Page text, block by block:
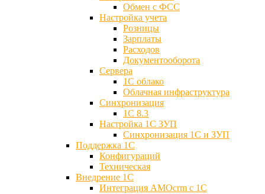
Обмен с ФСС
Настройка учета
Розницы
Зарплаты
Расходов
Документооборота
Сервера
1С облако
Облачная инфраструктура
Синхронизация
1С 8.3
Настройка 1С ЗУП
Синхронизация 1С и ЗУП
Поддержка 1С
Конфигураций
Техническая
Внедрение 1С
Интеграция AMOcrm с 1C